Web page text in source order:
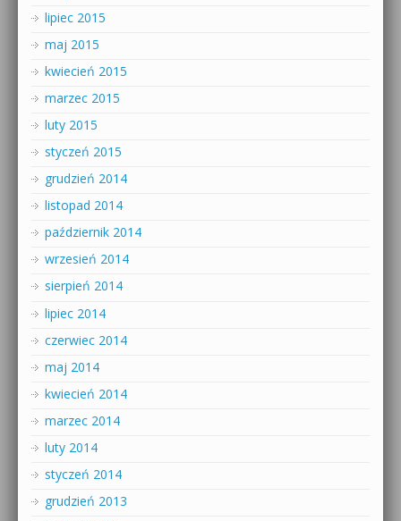
lipiec 2015
maj 2015
kwiecień 2015
marzec 2015
luty 2015
styczeń 2015
grudzień 2014
listopad 2014
październik 2014
wrzesień 2014
sierpień 2014
lipiec 2014
czerwiec 2014
maj 2014
kwiecień 2014
marzec 2014
luty 2014
styczeń 2014
grudzień 2013